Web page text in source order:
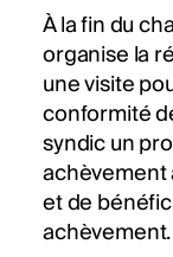
À la fin du
organise la
une visite
conformité
syndic un
achèvement
et de
achèvement.